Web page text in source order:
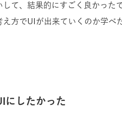
て、結果的にすごく良かった
方でUIが出来ていくのか学べ
にしたかった